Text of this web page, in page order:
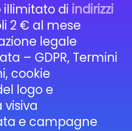
di indirizzi
2 € al mese
legale
– GDPR, Termini
cookie
logo e
visiva
e campagne